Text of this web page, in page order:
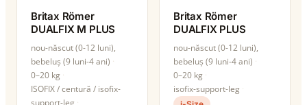
Britax Römer
DUALFIX M PLUS
nou-născut (0-12 luni),
bebeluș (9 luni-4 ani)
0–20 kg
ISOFIX / centură / isofix-
Britax Römer
DUALFIX PLUS
nou-născut (0-12 luni),
bebeluș (9 luni-4 ani)
0–20 kg
isofix-support-leg